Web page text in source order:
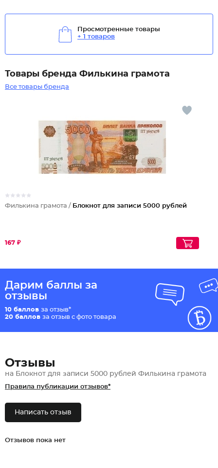
Просмотренные товары
+ 1 товаров
Товары бренда Филькина грамота
Все товары бренда
Филькина грамота / Блокнот для записи 5000 рублей
167 ₽
Дарим баллы за
отзывы
10 баллов за отзыв*
20 баллов за отзыв с фото товара
Отзывы
на Блокнот для записи 5000 рублей Филькина грамота
Правила публикации отзывов*
Написать отзыв
Отзывов пока нет